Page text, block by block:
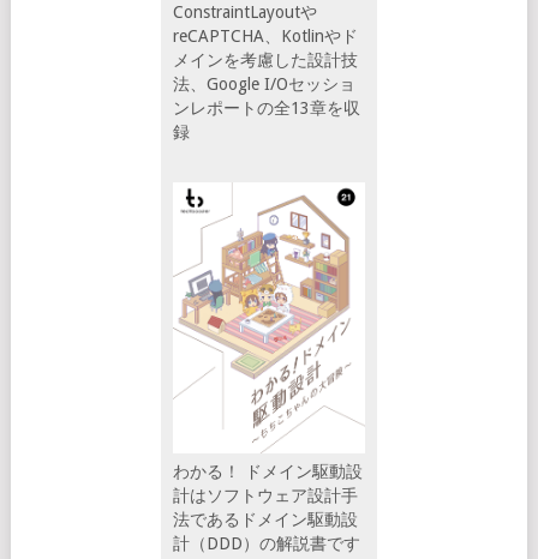
ConstraintLayoutや
reCAPTCHA、Kotlinやド
メインを考慮した設計技
法、Google I/Oセッショ
ンレポートの全13章を収
録
わかる！ ドメイン駆動設
計はソフトウェア設計手
法であるドメイン駆動設
計（DDD）の解説書です